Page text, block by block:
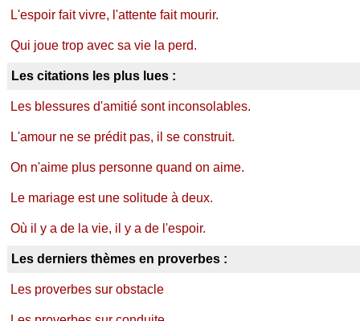
L'espoir fait vivre, l'attente fait mourir.
Qui joue trop avec sa vie la perd.
Les citations les plus lues :
Les blessures d'amitié sont inconsolables.
L'amour ne se prédit pas, il se construit.
On n'aime plus personne quand on aime.
Le mariage est une solitude à deux.
Où il y a de la vie, il y a de l'espoir.
Les derniers thèmes en proverbes :
Les proverbes sur obstacle